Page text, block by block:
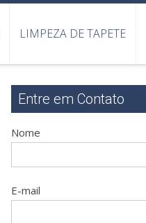
LIMPEZA DE TAPETE
Entre em Contato
Nome
E-mail